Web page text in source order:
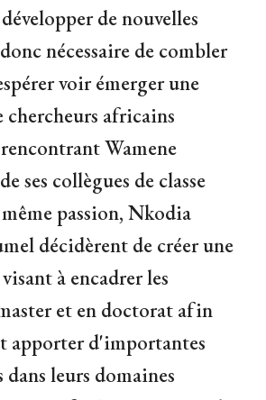
de nouvelles
nécessaire de combler
voir émerger une
chercheurs africains
Wamene
ses collègues de classe
passion, Nkodia
décidèrent de créer une
à encadrer les
et en doctorat afin
apporter d'importantes
leurs domaines